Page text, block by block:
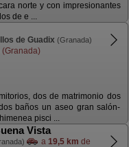
norte y con impresionantes
de e ...
de Guadix (Granada)
dos de matrimonio dos
baños un aseo gran salón-
pisci ...
Vista
a 19,5 km de